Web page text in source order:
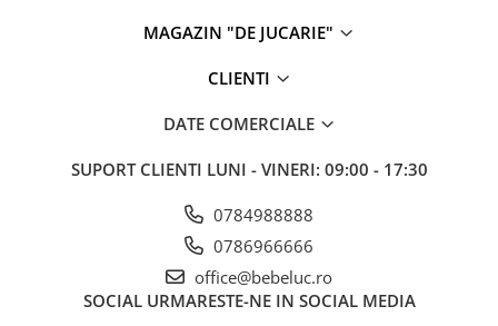
Cutiuta metalica
MAGAZIN "DE JUCARIE"
CLIENTI
DATE COMERCIALE
SUPORT CLIENTI LUNI - VINERI: 09:00 - 17:30
0784988888
0786966666
office@bebeluc.ro
SOCIAL URMARESTE-NE IN SOCIAL MEDIA